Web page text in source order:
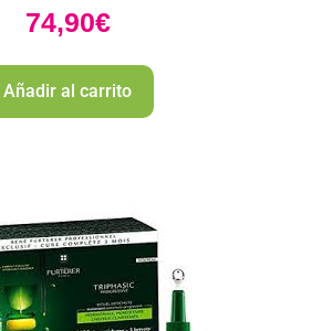
74,90€
Añadir al carrito